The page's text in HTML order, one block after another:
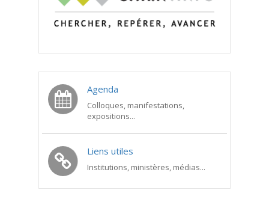
Agenda
Colloques, manifestations,
expositions...
Liens utiles
Institutions, ministères, médias...